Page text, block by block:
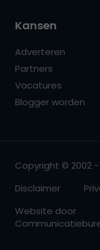
Kansen
Adverteren
Partners
Vacatures
Blogger worden
Copyright © 2002
Disclaimer
Website door